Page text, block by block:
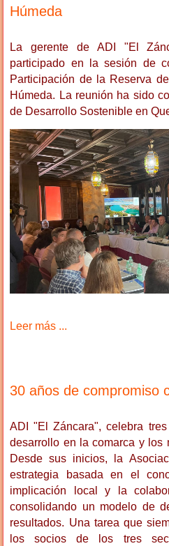
Húmeda
La gerente de ADI "El
participado en la sesión de
Participación de la Reserva
Húmeda. La reunión ha sido
de Desarrollo Sostenible en
Leer más ...
30 años de compromiso
ADI "El Záncara", celebra
desarrollo en la comarca y los
Desde sus inicios, la
estrategia basada en el
implicación local y la
consolidando un modelo de
resultados. Una tarea que
los socios de los tres